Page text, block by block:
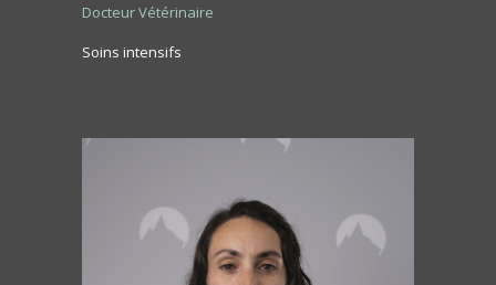
Docteur Vétérinaire
Soins intensifs